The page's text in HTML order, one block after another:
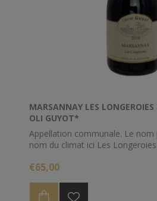
MARSANNAY LES
OLI GUYOT*
Appellation communale. Le nom
nom du climat ici Les
est celle des Côte de Nuits, d'un
l'attente d'un classement de ses
€65,00